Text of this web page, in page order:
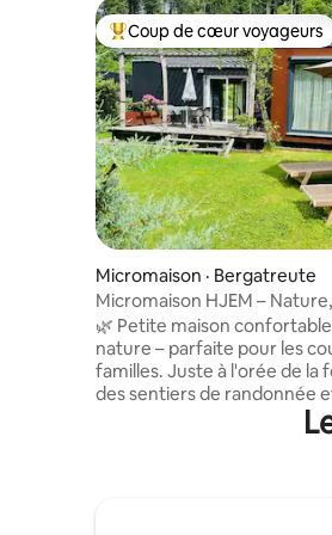
Coup de cœur voyageurs
Coup de cœur voyageurs
Micromaison · Bergatreute
Micromaison HJEM –
et ciel étoilé
🌿 Petite maison
nature – parfaite pour les
familles. Juste à l'orée de la
des sentiers de randonnée
cyclables à votre porte.
calme, sans bruit de la rue,